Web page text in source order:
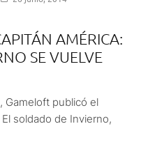
AMÉRICA:
SE VUELVE
Gameloft publicó el
soldado de Invierno,